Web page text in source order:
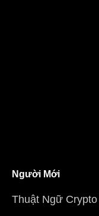
Người Mới
Thuật Ngữ Crypto